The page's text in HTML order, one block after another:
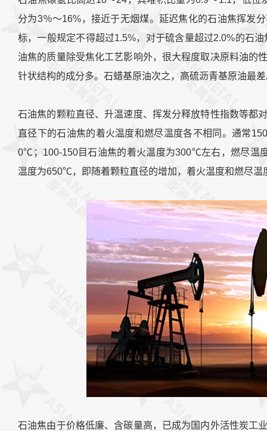
分为3％～16%，接近于无烟煤。延迟焦化的石油焦挥发
标，一般规定不得超过1.5%，对于硫含量超过2.0%的石
油焦的质量除受焦化工艺影响外，很大程度取决原料油的
针状结构的成分多。石蜡基原油次之，高硫沥青基原油最
石油焦的颗粒直径、升温速度、挥发分释放特性指数等都
直径下的石油焦的着火温度和燃尽温度各不相同。通常
0℃；100-150目石油焦的着火温度为300℃左右，燃尽温
温度为650℃，即随着颗粒直径的增加，着火温度和燃尽温
石油焦由于价格低廉、含碳量高，已成为国内外活性炭工